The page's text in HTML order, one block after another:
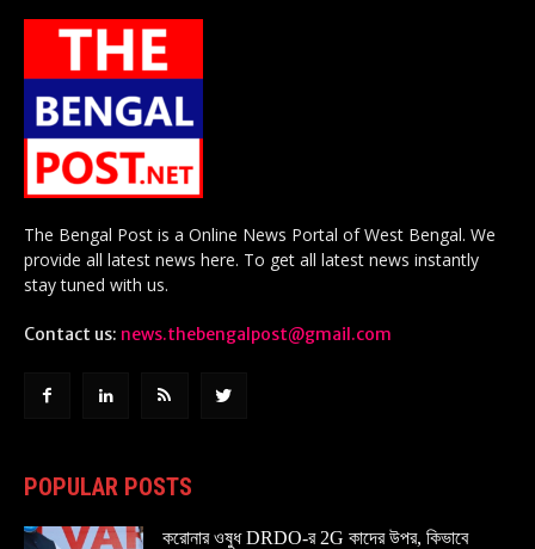
The Bengal Post is a Online News Portal of West Bengal. We
provide all latest news here. To get all latest news instantly
stay tuned with us.
Contact us: news.thebengalpost@gmail.com
POPULAR POSTS
করোনার ওষুধ DRDO-র 2G কাদের উপর, কিভাবে